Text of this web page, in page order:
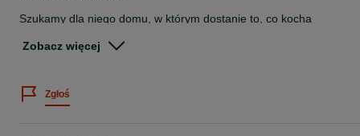
Szukamy dla niego domu, w którym dostanie to, co kocha
wykastrowany.
Zobacz więcej
Zgłoś